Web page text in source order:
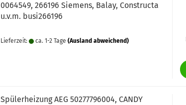
0064549, 266196 Siemens, Balay, Constructa
u.v.m. busi266196
Lieferzeit: ca. 1-2 Tage (Ausland abweichend)
Spülerheizung AEG 50277796004, CANDY